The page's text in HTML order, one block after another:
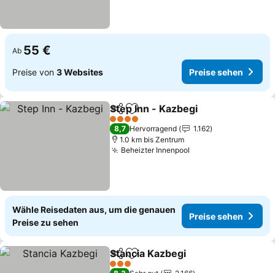
Ab 55 €
Preise von 3 Websites Preise sehen
TeilenZu Favoriten hinzufügen
Step Inn - Kazbegi
4 Sterne
8,7 Hervorragend
1.162
1.0 km bis Zentrum
Beheizter Innenpool
Wähle Reisedaten aus, um die genauen
Preise zu sehen
Preise sehen
TeilenZu Favoriten hinzufügen
Stancia Kazbegi
3 Sterne